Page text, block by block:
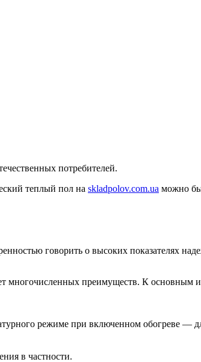
потребителей.
теплый пол на skladpolov.com.ua можно
говорить о высоких показателях
многочисленных преимуществ. К основным
режиме при включенном обогреве —
в частности.